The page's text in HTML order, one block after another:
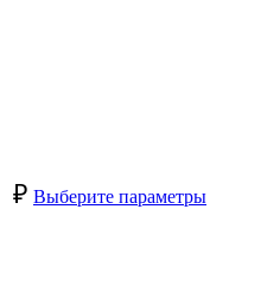
₽ Выберите параметры